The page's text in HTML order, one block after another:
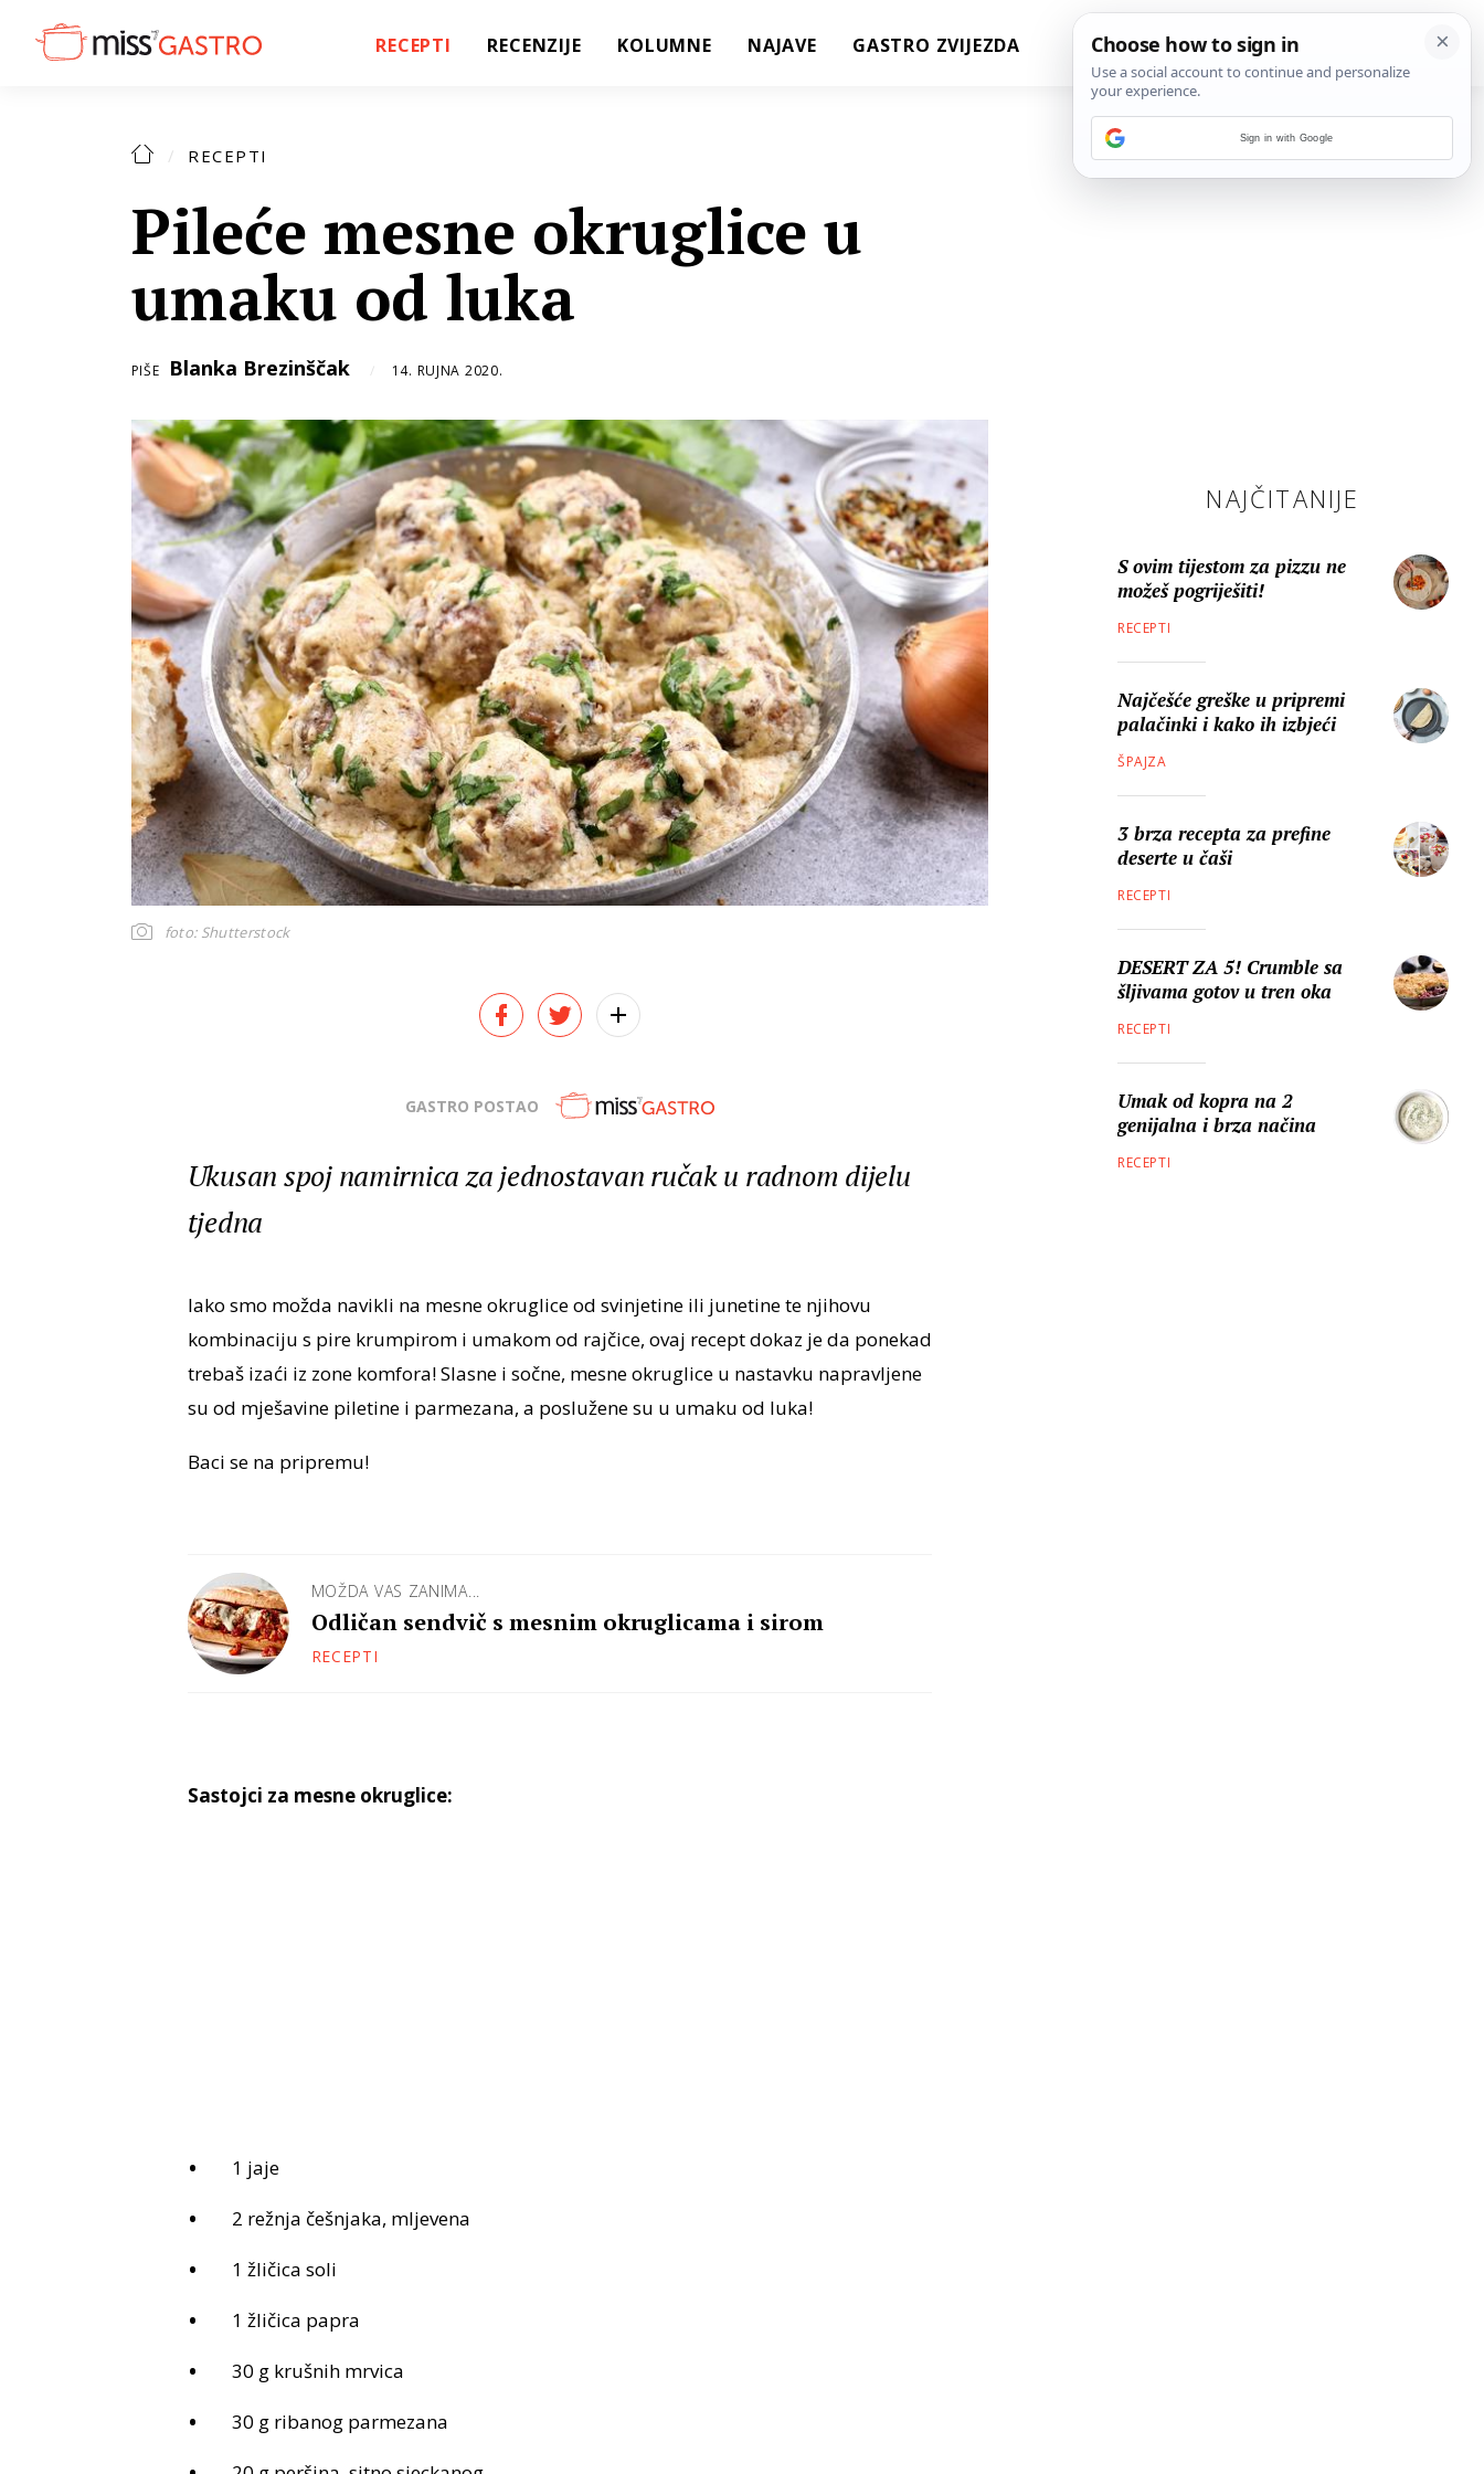
RECEPTI RECENZIJE KOLUMNE NAJAVE GASTRO ZVIJEZDA
RECEPTI
Pileće mesne okruglice u
umaku od luka
PIŠE Blanka Brezinščak 14. RUJNA 2020.
foto: Shutterstock
GASTRO POSTAO
Ukusan spoj namirnica za jednostavan ručak u radnom dijelu
tjedna
Iako smo možda navikli na mesne okruglice od svinjetine ili junetine te njihovu
kombinaciju s pire krumpirom i umakom od rajčice, ovaj recept dokaz je da ponekad
trebaš izaći iz zone komfora! Slasne i sočne, mesne okruglice u nastavku napravljene
su od mješavine piletine i parmezana, a poslužene su u umaku od luka!
Baci se na pripremu!
MOŽDA VAS ZANIMA...
Odličan sendvič s mesnim okruglicama i sirom
RECEPTI
Sastojci za mesne okruglice:
1 jaje
2 režnja češnjaka, mljevena
1 žličica soli
1 žličica papra
30 g krušnih mrvica
30 g ribanog parmezana
NAJČITANIJE
S ovim tijestom za pizzu ne
možeš pogriješiti!
RECEPTI
Najčešće greške u pripremi
palačinki i kako ih izbjeći
ŠPAJZA
3 brza recepta za prefine
deserte u čaši
RECEPTI
DESERT ZA 5! Crumble sa
šljivama gotov u tren oka
RECEPTI
Umak od kopra na 2
genijalna i brza načina
RECEPTI
Sign in with Google